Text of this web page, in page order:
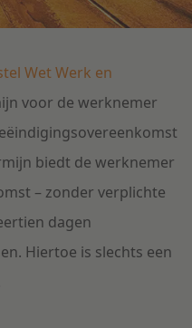
Wet Werk en
voor de werknemer
biedt de werknemer
– zonder verplichte
dagen
Hiertoe is slechts een